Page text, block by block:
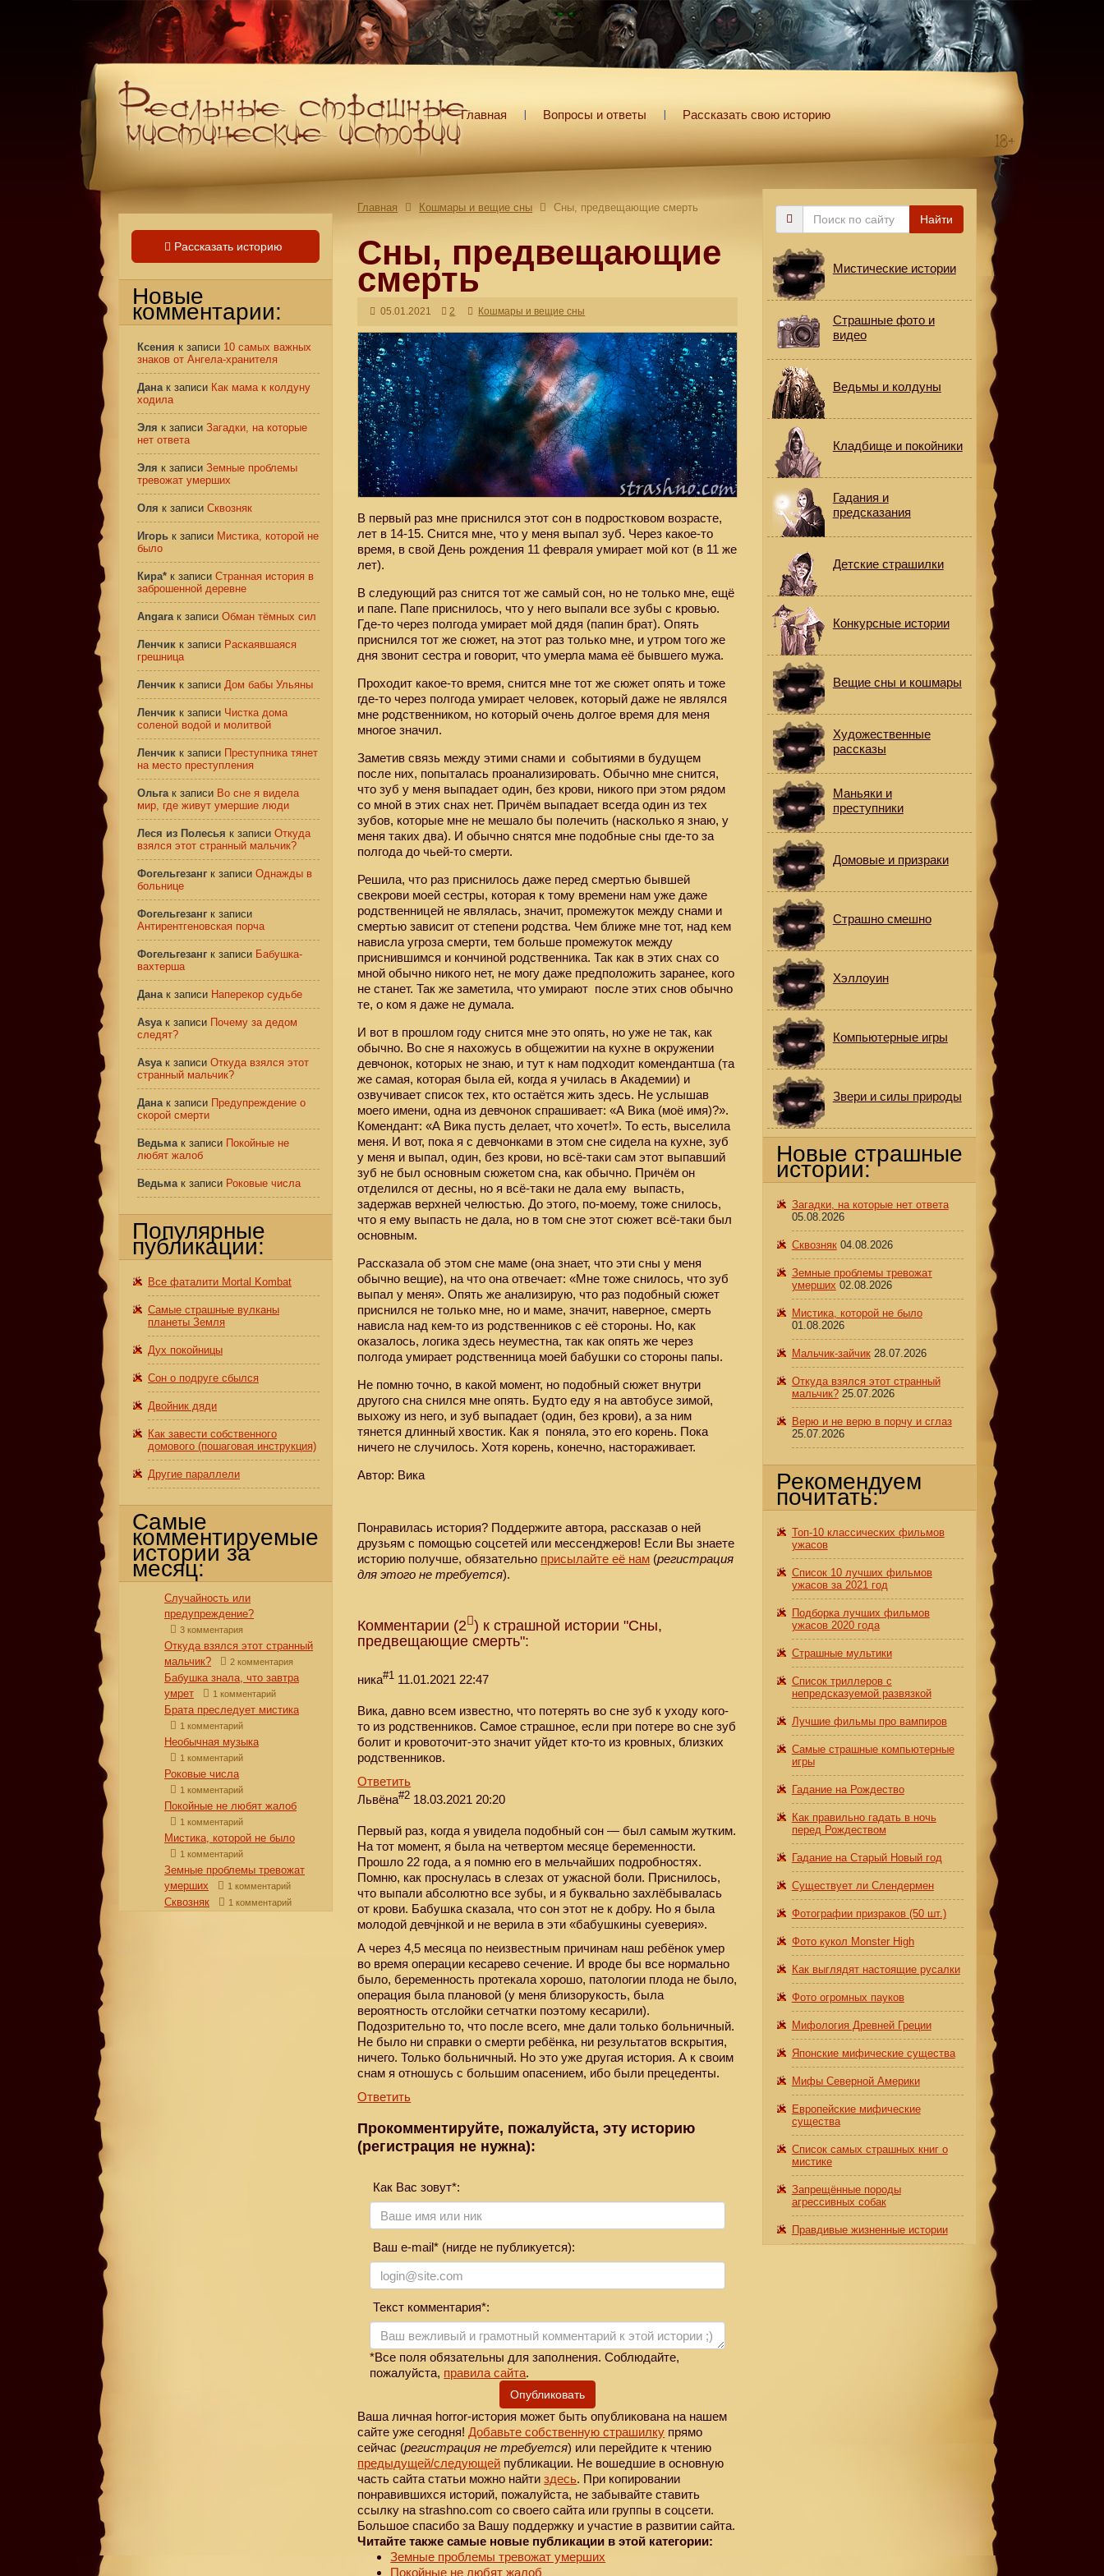
Главная Вопросы и ответы Рассказать свою историю
Главная Кошмары и вещие сны Сны, предвещающие смерть
Сны, предвещающие
смерть
05.01.2021 2 Кошмары и вещие сны
В первый раз мне приснился этот сон в подростковом возрасте,
лет в 14-15. Снится мне, что у меня выпал зуб. Через какое-то
время, в свой День рождения 11 февраля умирает мой кот (в 11 же
лет).
В следующий раз снится тот же самый сон, но не только мне, ещё
и папе. Папе приснилось, что у него выпали все зубы с кровью.
Где-то через полгода умирает мой дядя (папин брат). Опять
приснился тот же сюжет, на этот раз только мне, и утром того же
дня звонит сестра и говорит, что умерла мама её бывшего мужа.
Проходит какое-то время, снится мне тот же сюжет опять и тоже
где-то через полгода умирает человек, который даже не являлся
мне родственником, но который очень долгое время для меня
многое значил.
Заметив связь между этими снами и событиями в будущем
после них, попыталась проанализировать. Обычно мне снится,
что зуб у меня выпадает один, без крови, никого при этом рядом
со мной в этих снах нет. Причём выпадает всегда один из тех
зубов, которые мне не мешало бы полечить (насколько я знаю, у
меня таких два). И обычно снятся мне подобные сны где-то за
полгода до чьей-то смерти.
Решила, что раз приснилось даже перед смертью бывшей
свекрови моей сестры, которая к тому времени нам уже даже
родственницей не являлась, значит, промежуток между снами и
смертью зависит от степени родства. Чем ближе мне тот, над кем
нависла угроза смерти, тем больше промежуток между
приснившимся и кончиной родственника. Так как в этих снах со
мной обычно никого нет, не могу даже предположить заранее, кого
не станет. Так же заметила, что умирают после этих снов обычно
те, о ком я даже не думала.
И вот в прошлом году снится мне это опять, но уже не так, как
обычно. Во сне я нахожусь в общежитии на кухне в окружении
девчонок, которых не знаю, и тут к нам подходит комендантша (та
же самая, которая была ей, когда я училась в Академии) и
озвучивает список тех, кто остаётся жить здесь. Не услышав
моего имени, одна из девчонок спрашивает: «А Вика (моё имя)?».
Комендант: «А Вика пусть делает, что хочет!». То есть, выселила
меня. И вот, пока я с девчонками в этом сне сидела на кухне, зуб
у меня и выпал, один, без крови, но всё-таки сам этот выпавший
зуб не был основным сюжетом сна, как обычно. Причём он
отделился от десны, но я всё-таки не дала ему выпасть,
задержав верхней челюстью. До этого, по-моему, тоже снилось,
что я ему выпасть не дала, но в том сне этот сюжет всё-таки был
основным.
Рассказала об этом сне маме (она знает, что эти сны у меня
обычно вещие), на что она отвечает: «Мне тоже снилось, что зуб
выпал у меня». Опять же анализирую, что раз подобный сюжет
приснился не только мне, но и маме, значит, наверное, смерть
нависла над кем-то из родственников с её стороны. Но, как
оказалось, логика здесь неуместна, так как опять же через
полгода умирает родственница моей бабушки со стороны папы.
Не помню точно, в какой момент, но подобный сюжет внутри
другого сна снился мне опять. Будто еду я на автобусе зимой,
выхожу из него, и зуб выпадает (один, без крови), а за ним
тянется длинный хвостик. Как я поняла, это его корень. Пока
ничего не случилось. Хотя корень, конечно, настораживает.
Автор: Вика
Понравилась история? Поддержите автора, рассказав о ней
друзьям с помощью соцсетей или мессенджеров! Если Вы знаете
историю получше, обязательно присылайте её нам (регистрация
для этого не требуется).
Комментарии (2 ) к страшной истории "Сны,
предвещающие смерть":
ника#1 11.01.2021 22:47
Вика, давно всем известно, что потерять во сне зуб к уходу кого-
то из родственников. Самое страшное, если при потере во сне зуб
болит и кровоточит-это значит уйдет кто-то из кровных, близких
родственников.
Ответить
Львёна#2 18.03.2021 20:20
Первый раз, когда я увидела подобный сон — был самым жутким.
На тот момент, я была на четвертом месяце беременности.
Прошло 22 года, а я помню его в мельчайших подробностях.
Помню, как проснулась в слезах от ужасной боли. Приснилось,
что выпали абсолютно все зубы, и я буквально захлёбывалась
от крови. Бабушка сказала, что сон этот не к добру. Но я была
молодой девчjнкой и не верила в эти «бабушкины суеверия».
А через 4,5 месяца по неизвестным причинам наш ребёнок умер
во время операции кесарево сечение. И вроде бы все нормально
было, беременность протекала хорошо, патологии плода не было,
операция была плановой (у меня близорукость, была
вероятность отслойки сетчатки поэтому кесарили).
Подозрительно то, что после всего, мне дали только больничный.
Не было ни справки о смерти ребёнка, ни результатов вскрытия,
ничего. Только больничный. Но это уже другая история. А к своим
снам я отношусь с большим опасением, ибо были прецеденты.
Ответить
Прокомментируйте, пожалуйста, эту историю
(регистрация не нужна):
Как Вас зовут*:
Ваш e-mail* (нигде не публикуется):
Текст комментария*:
*Все поля обязательны для заполнения. Соблюдайте,
пожалуйста, правила сайта.
Опубликовать
Ваша личная horror-история может быть опубликована на нашем
сайте уже сегодня!Добавьте собственную страшилку прямо
сейчас (регистрация не требуется) или перейдите к чтению
предыдущей/следующей публикации. Не вошедшие в основную
часть сайта статьи можно найтиздесь. При копировании
понравившихся историй, пожалуйста, не забывайте ставить
ссылку на strashno.com со своего сайта или группы в соцсети.
Большое спасибо за Вашу поддержку и участие в развитии сайта.
Читайте также самые новые публикации в этой категории:
Земные проблемы тревожат умерших
Покойные не любят жалоб
Рассказать историю
Новые
комментарии:
Ксения к записи 10 самых важных
знаков от Ангела-хранителя
Данак записи Как мама к колдуну
ходила
Эля к записи Загадки, на которые
нет ответа
Эля к записи Земные проблемы
тревожат умерших
Оля к записи Сквозняк
Игорь к записи Мистика, которой не
было
Кира* к записи Странная история в
заброшенной деревне
Angaraк записи Обман тёмных сил
Ленчик к записи Раскаявшаяся
грешница
Ленчик к записи Дом бабы Ульяны
Ленчик к записи Чистка дома
соленой водой и молитвой
Ленчик к записи Преступника тянет
на место преступления
Ольгак записи Во сне я видела
мир, где живут умершие люди
Леся из Полесья к записи Откуда
взялся этот странный мальчик?
Фогельгезанг к записи Однажды в
больнице
Фогельгезанг к записи
Антирентгеновская порча
Фогельгезанг к записи Бабушка-
вахтерша
Данак записи Наперекор судьбе
Asyaк записи Почему за дедом
следят?
Asyaк записи Откуда взялся этот
странный мальчик?
Данак записи Предупреждение о
скорой смерти
Ведьмак записи Покойные не
любят жалоб
Ведьмак записи Роковые числа
Популярные
публикации:
Все фаталити Mortal Kombat
Самые страшные вулканы
планеты Земля
Дух покойницы
Сон о подруге сбылся
Двойник дяди
Как завести собственного
домового (пошаговая инструкция)
Другие параллели
Самые
комментируемые
истории за
месяц:
Случайность или
предупреждение?
3 комментария
Откуда взялся этот странный
мальчик?
2 комментария
Бабушка знала, что завтра
умрет
1 комментарий
Брата преследует мистика
1 комментарий
Необычная музыка
1 комментарий
Роковые числа
1 комментарий
Покойные не любят жалоб
1 комментарий
Мистика, которой не было
1 комментарий
Земные проблемы тревожат
умерших
1 комментарий
Сквозняк 1 комментарий
Поиск
Найти
Мистические истории
Страшные фото и
видео
Ведьмы и колдуны
Кладбище и покойники
Гадания и
предсказания
Детские страшилки
Конкурсные истории
Вещие сны и кошмары
Художественные
рассказы
Маньяки и
преступники
Домовые и призраки
Страшно смешно
Хэллоуин
Компьютерные игры
Звери и силы природы
Новые страшные
истории:
Загадки, на которые нет ответа
05.08.2026
Сквозняк 04.08.2026
Земные проблемы тревожат
умерших 02.08.2026
Мистика, которой не было
01.08.2026
Мальчик-зайчик 28.07.2026
Откуда взялся этот странный
мальчик? 25.07.2026
Верю и не верю в порчу и сглаз
25.07.2026
Рекомендуем
почитать:
Топ-10 классических фильмов
ужасов
Список 10 лучших фильмов
ужасов за 2021 год
Подборка лучших фильмов
ужасов 2020 года
Страшные мультики
Список триллеров с
непредсказуемой развязкой
Лучшие фильмы про вампиров
Самые страшные компьютерные
игры
Гадание на Рождество
Как правильно гадать в ночь
перед Рождеством
Гадание на Старый Новый год
Существует ли Слендермен
Фотографии призраков (50 шт.)
Фото кукол Monster High
Как выглядят настоящие русалки
Фото огромных пауков
Мифология Древней Греции
Японские мифические существа
Мифы Северной Америки
Европейские мифические
существа
Список самых страшных книг о
мистике
Запрещённые породы
агрессивных собак
Правдивые жизненные истории